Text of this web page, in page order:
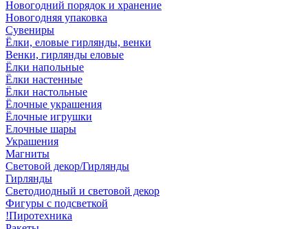
Новогодний порядок и хранение
Новогодняя упаковка
Сувениры
Ёлки, еловые гирлянды, венки
Венки, гирлянды еловые
Ёлки напольные
Ёлки настенные
Ёлки настольные
Ёлочные украшения
Ёлочные игрушки
Елочные шары
Украшения
Магниты
Световой декор/Гирлянды
Гирлянды
Светодиодный и световой декор
Фигуры с подсветкой
!Пиротехника